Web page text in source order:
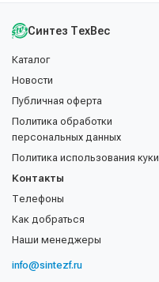
Синтез ТехВес
Каталог
Новости
Публичная оферта
Политика обработки
персональных данных
Политика использования куки
Контакты
Телефоны
Как добраться
Наши менеджеры
info@sintezf.ru